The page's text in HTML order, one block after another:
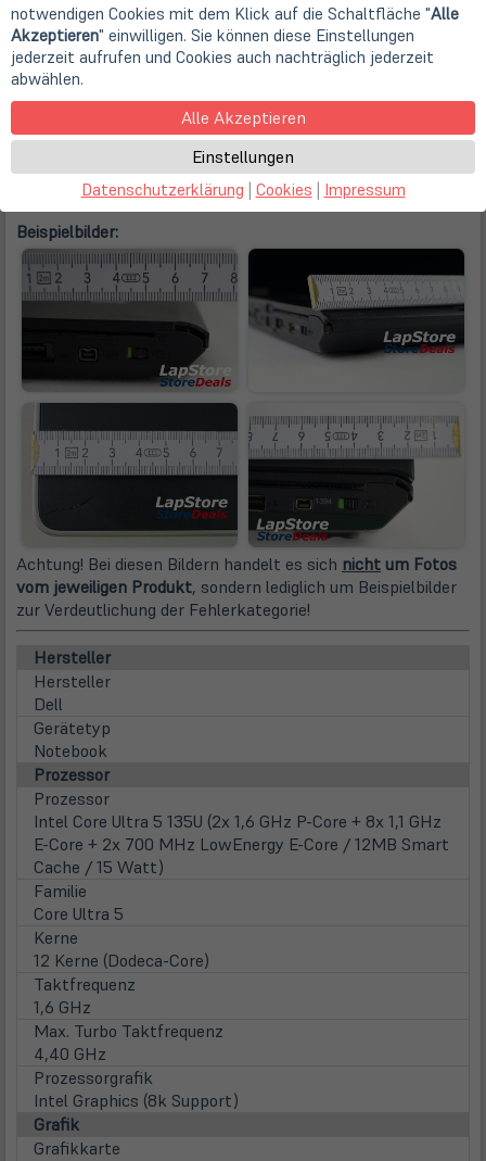
Dieses Gerät hat einen Bruch an der Handablage.
Beschädigungen an der Handablage sind oft minimal und
Kleine Risse oder Brüche an der Handablage bei
gebrauchten Geräten treten als Folge von falschem
Transport oder als Gebrauchsspuren durch stärkere
Beanspruchung auf.
Beispielbilder:
Achtung! Bei diesen Bildern handelt es sich nicht um Fotos
vom jeweiligen Produkt, sondern lediglich um Beispielbilder
zur Verdeutlichung der Fehlerkategorie!
Hersteller
Hersteller
Dell
Gerätetyp
Notebook
Prozessor
Prozessor
Intel Core Ultra 5 135U (2x 1,6 GHz P-Core + 8x 1,1 GHz
E-Core + 2x 700 MHz LowEnergy E-Core / 12MB Smart
Cache / 15 Watt)
Familie
Core Ultra 5
Kerne
12 Kerne (Dodeca-Core)
Taktfrequenz
1,6 GHz
Max. Turbo Taktfrequenz
4,40 GHz
Prozessorgrafik
Intel Graphics (8k Support)
Grafik
Grafikkarte
notwendigen Cookies mit dem Klick auf die Schaltfläche "Alle
Akzeptieren" einwilligen. Sie können diese Einstellungen
jederzeit aufrufen und Cookies auch nachträglich jederzeit
abwählen.
Alle Akzeptieren
Einstellungen
Datenschutzerklärung | Cookies | Impressum